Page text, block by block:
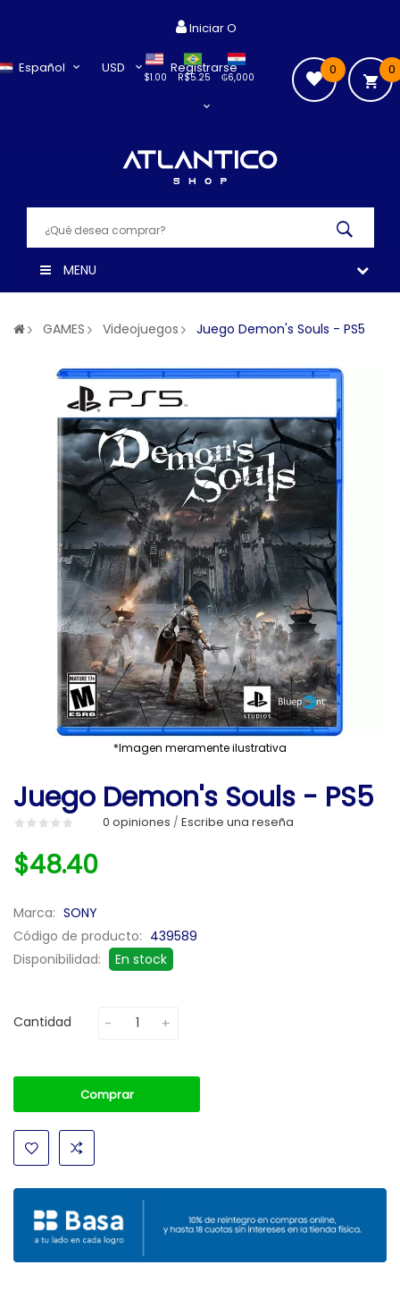
Español USD
$1.00 ₲6,000
R$5.25
Iniciar O
Registrarse 0
0
MENU
GAMES Videojuegos Juego Demon's Souls - PS5
*Imagen meramente ilustrativa
Juego Demon's Souls - PS5
0 opiniones / Escribe una reseña
$48.40
Marca: SONY
Código de producto: 439589
Disponibilidad:
En stock
Cantidad
Comprar